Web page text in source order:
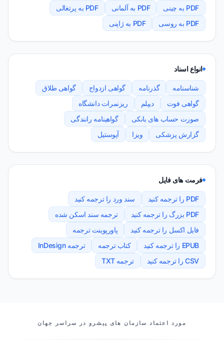
PDF به چینی
PDF به آلمانی
PDF به پرتغالی
PDF به روسی
PDF به ژاپنی
انواع اسناد
شناسنامه گذرنامه گواهی ازدواج
گواهی طلاق
گواهی فوت
دیپلم
ریزنمرات دانشگاه
صورت حساب های بانکی
گواهینامه رانندگی
گزارش پزشکی
ویزا آپوستیل
فرمت های فایل
PDF را ترجمه کنید
سند ورد را ترجمه کنید
PDF بزرگ را ترجمه کنید
ترجمه سند اسکن شده
فایل اکسل را ترجمه کنید
پاورپوینت ترجمه
EPUB را ترجمه کنید
کتاب ترجمه
ترجمه InDesign
CSV را ترجمه کنید
ترجمه TXT
مورد اعتماد سازمان های پیشرو در سراسر جهان